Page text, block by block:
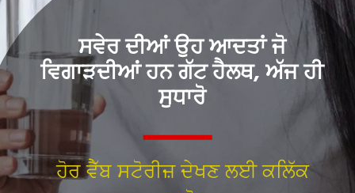
ਹੋਰ ਵੈੱਬ ਸਟੋਰੀਜ਼ ਦੇਖਣ ਲਈ ਕਲਿੱਕ
ਸਵੇਰ ਦੀਆਂ ਉਹ ਆਦਤਾਂ ਜੋ
ਵਿਗਾੜਦੀਆਂ ਹਨ ਗੱਟ ਹੈਲਥ, ਅੱਜ ਹੀ
ਸੁਧਾਰੋ